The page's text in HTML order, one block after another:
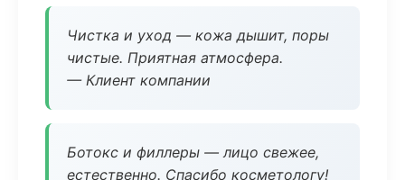
Чистка и уход — кожа дышит, поры
чистые. Приятная атмосфера.
— Клиент компании
Ботокс и филлеры — лицо свежее,
естественно. Спасибо косметологу!